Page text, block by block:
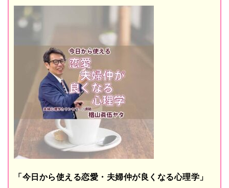
「今日から使える恋愛・夫婦仲が良くなる心理学」